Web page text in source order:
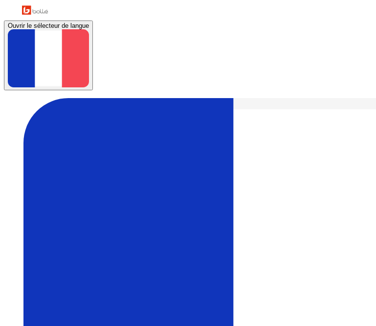
Ouvrir le sélecteur de langue